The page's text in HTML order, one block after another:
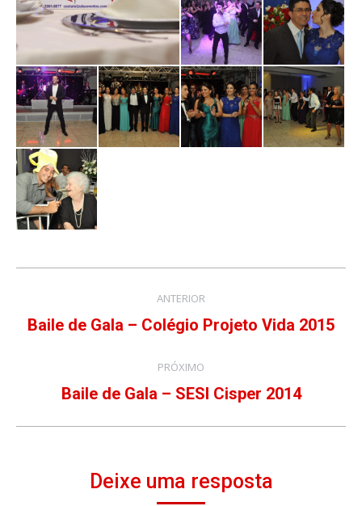
do
ANTERIOR
Álbum
Baile de Gala – Colégio Projeto Vida 2015
PRÓXIMO
Próximo
Baile de Gala – SESI Cisper 2014
Deixe uma resposta